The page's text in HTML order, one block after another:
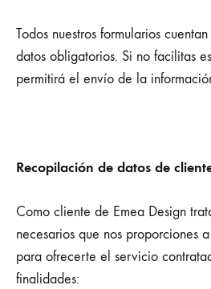
Todos nuestros formularios
datos obligatorios. Si no facilitas
permitirá el envío de la
Recopilación de datos de
Como cliente de Emea Design
necesarios que nos proporciones
para ofrecerte el servicio
finalidades: